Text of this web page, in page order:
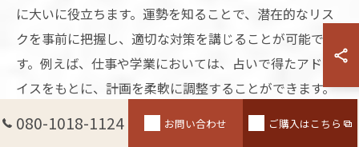
に大いに役立ちます。運勢を知ることで、潜在的なリス
クを事前に把握し、適切な対策を講じることが可能で
す。例えば、仕事や学業においては、占いで得たアドバ
イスをもとに、計画を柔軟に調整することができます。
占いを活用することで、日常生活に潜むリスクを最小限
に抑え、自信を持って新たな挑戦に臨むことができるの
080-1018-1124 お問い合わせ ご購入はこちら